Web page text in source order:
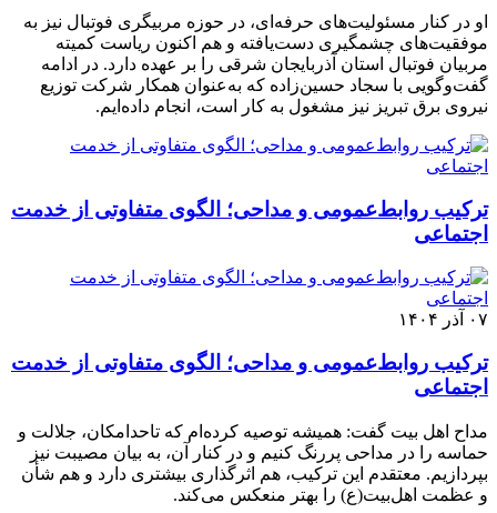
او در کنار مسئولیت‌های حرفه‌ای، در حوزه مربیگری فوتبال نیز به
موفقیت‌های چشمگیری دست‌یافته و هم اکنون ریاست کمیته
مربیان فوتبال استان آذربایجان شرقی را بر عهده دارد. در ادامه
گفت‌وگویی با سجاد حسین‌زاده که به‌عنوان همکار شرکت توزیع
نیروی برق تبریز نیز مشغول به کار است، انجام داده‌ایم.
ترکیب روابط‌عمومی و مداحی؛ الگوی متفاوتی از خدمت
اجتماعی
۰۷ آذر ۱۴۰۴
ترکیب روابط‌عمومی و مداحی؛ الگوی متفاوتی از خدمت
اجتماعی
مداح اهل بیت گفت: همیشه توصیه کرده‌ام که تاحدامکان، جلالت و
حماسه را در مداحی پررنگ کنیم و در کنار آن، به بیان مصیبت نیز
بپردازیم. معتقدم این ترکیب، هم اثرگذاری بیشتری دارد و هم شأن
و عظمت اهل‌بیت(ع) را بهتر منعکس می‌کند.